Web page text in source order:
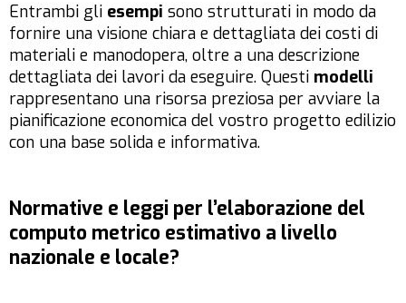
Entrambi gli esempi sono strutturati in modo da
fornire una visione chiara e dettagliata dei costi di
materiali e manodopera, oltre a una descrizione
dettagliata dei lavori da eseguire. Questi modelli
rappresentano una risorsa preziosa per avviare la
pianificazione economica del vostro progetto edilizio
con una base solida e informativa.
Normative e leggi per l’elaborazione del
computo metrico estimativo a livello
nazionale e locale?